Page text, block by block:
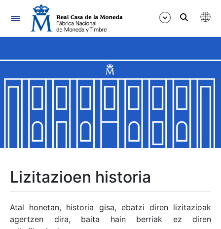
Nabigazioa
Erakutsi/Ezkutatu
Erakutsi/Ezkutatu
Erakutsi/Ezkutatu
Erakutsi/Ezkutatu
Lizitazioen historia
Atal honetan, historia gisa, ebatzi diren lizitazioak
agertzen dira, baita hain berriak ez diren